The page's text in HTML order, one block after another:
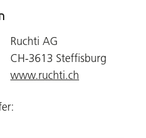
Ruchti AG
CH-3613 Steffisburg
www.ruchti.ch